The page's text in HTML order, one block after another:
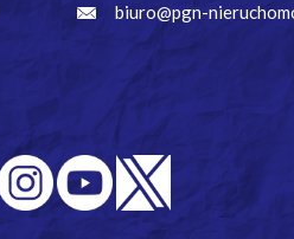
biuro@pgn-